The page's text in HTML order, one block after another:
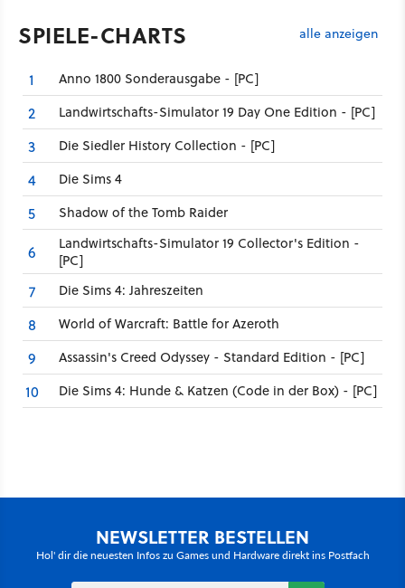
SPIELE-CHARTS alle anzeigen
1 Anno 1800 Sonderausgabe - [PC]
2 Landwirtschafts-Simulator 19 Day One Edition - [PC]
3 Die Siedler History Collection - [PC]
4 Die Sims 4
5 Shadow of the Tomb Raider
6
Landwirtschafts-Simulator 19 Collector's Edition -
[PC]
7 Die Sims 4: Jahreszeiten
8 World of Warcraft: Battle for Azeroth
9 Assassin's Creed Odyssey - Standard Edition - [PC]
10 Die Sims 4: Hunde & Katzen (Code in der Box) - [PC]
NEWSLETTER BESTELLEN
Hol' dir die neuesten Infos zu Games und Hardware direkt ins Postfach